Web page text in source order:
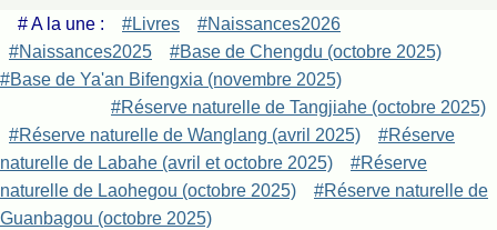
# A la une : #Livres
#Naissances2026
#Naissances2025
#Base de Chengdu (octobre 2025)
#Base de Ya'an Bifengxia (novembre 2025)
#Réserve naturelle de Tangjiahe (octobre 2025)
#Réserve naturelle de Wanglang (avril 2025)
#Réserve
naturelle de Labahe (avril et octobre 2025)
#Réserve
naturelle de Laohegou (octobre 2025)
#Réserve naturelle de
Guanbagou (octobre 2025)